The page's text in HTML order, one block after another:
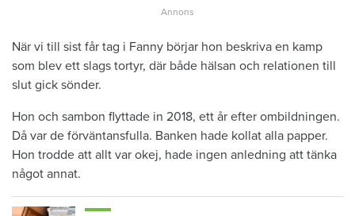
När vi till sist får tag i Fanny börjar hon beskriva en kamp
som blev ett slags tortyr, där både hälsan och relationen till
slut gick sönder.
Hon och sambon flyttade in 2018, ett år efter ombildningen.
Då var de förväntansfulla. Banken hade kollat alla papper.
Hon trodde att allt var okej, hade ingen anledning att tänka
något annat.